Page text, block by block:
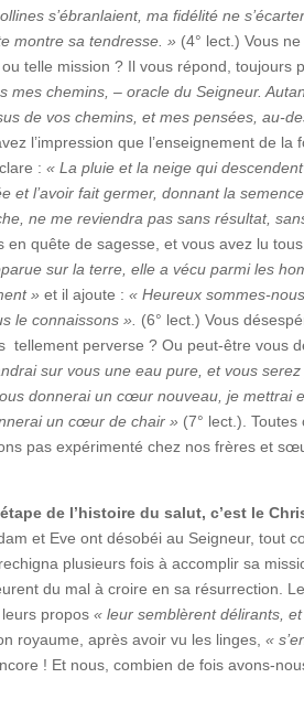
s’ébranlaient, ma fidélité ne
montre sa tendresse. » (4° lect.) Vous
telle mission ? Il vous répond, toujours
mes chemins, – oracle du Seigneur.
de vos chemins, et mes pensées, au-
l’impression que l’enseignement de
:« La pluie et la neige qui
et l’avoir fait germer, donnant la
ne me reviendra pas sans résultat,
en quête de sagesse, et vous avez lu
sur la terre, elle a vécu parmi les
»et il ajoute :« Heureux sommes-
le connaissons ».
(6° lect.) Vous
tellement perverse ? Ou peut-être vous
sur vous une eau pure, et vous
donnerai un cœur nouveau, je mettrai
un cœur de chair » (7° lect.).
pas expérimenté chez nos frères et
de l’histoire du salut, c’est le
et Eve ont désobéi au Seigneur, tout
plusieurs fois à accomplir sa
du mal à croire en sa résurrection.
leurs propos« leur semblèrent délirants,
royaume, après avoir vu les linges,«
! Et nous, combien de fois avons-